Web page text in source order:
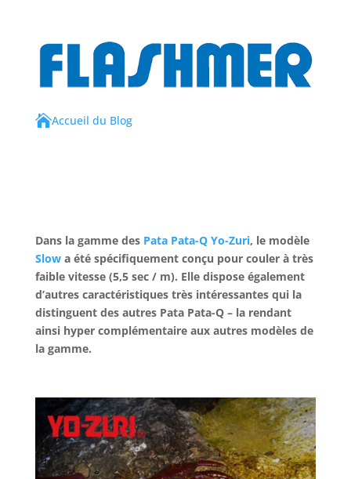
Accueil du Blog
Dans la gamme des Pata Pata-Q Yo-Zuri, le modèle
Slowa été spécifiquement conçu pour couler à très
faible vitesse (5,5 sec / m). Elle dispose également
d’autres caractéristiques très intéressantes qui la
distinguent des autres Pata Pata-Q – la rendant
ainsi hyper complémentaire aux autres modèles de
la gamme.